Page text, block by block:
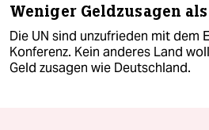
Weniger Geldzusagen
Die UN sind unzufrieden mit dem
Konferenz. Kein anderes Land
Geld zusagen wie Deutschland.